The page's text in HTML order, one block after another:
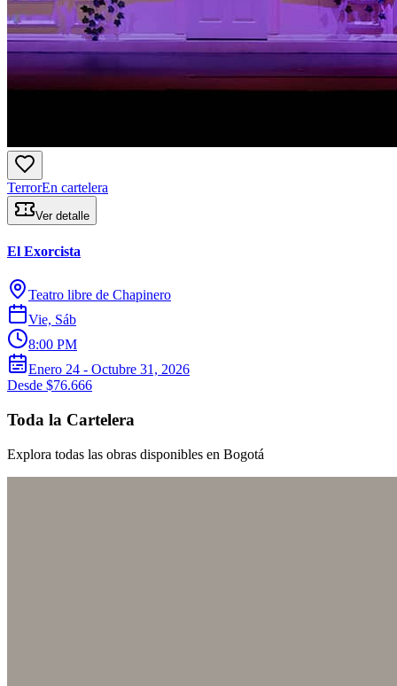
TerrorEn cartelera
Ver detalle
El Exorcista
Teatro libre de Chapinero
Vie, Sáb
8:00 PM
Enero 24 - Octubre 31, 2026
Desde $76.666
Toda la Cartelera
Explora todas las obras disponibles en Bogotá